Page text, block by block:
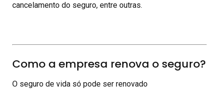
cancelamento do seguro, entre outras.
Como a empresa renova o seguro?
O seguro de vida só pode ser renovado